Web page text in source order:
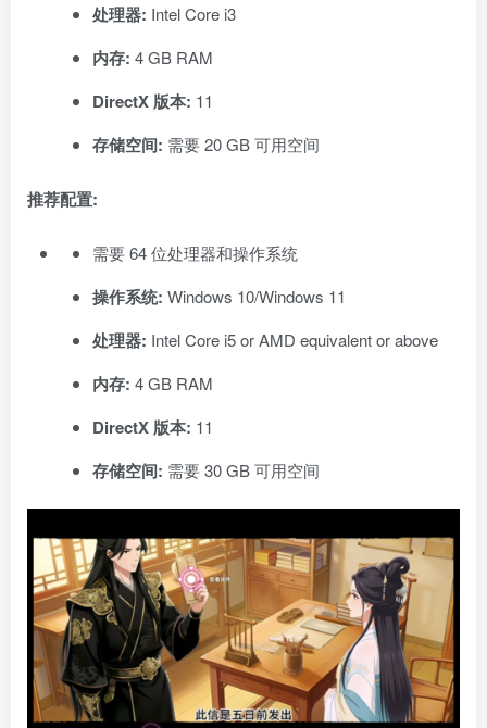
处理器: Intel Core i3
内存: 4 GB RAM
DirectX 版本: 11
存储空间: 需要 20 GB 可用空间
推荐配置:
需要 64 位处理器和操作系统
操作系统: Windows 10/Windows 11
处理器: Intel Core i5 or AMD equivalent or above
内存: 4 GB RAM
DirectX 版本: 11
存储空间: 需要 30 GB 可用空间